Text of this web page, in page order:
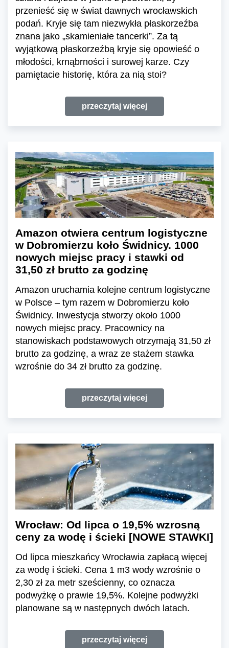
przenieść się w świat dawnych wrocławskich
podań. Kryje się tam niezwykła płaskorzeźba
znana jako „skamieniałe tancerki”. Za tą
wyjątkową płaskorzeźbą kryje się opowieść o
młodości, krnąbrności i surowej karze. Czy
pamiętacie historię, która za nią stoi?
przeczytaj więcej
Amazon otwiera centrum logistyczne
w Dobromierzu koło Świdnicy. 1000
nowych miejsc pracy i stawki od
31,50 zł brutto za godzinę
Amazon uruchamia kolejne centrum logistyczne
w Polsce – tym razem w Dobromierzu koło
Świdnicy. Inwestycja stworzy około 1000
nowych miejsc pracy. Pracownicy na
stanowiskach podstawowych otrzymają 31,50 zł
brutto za godzinę, a wraz ze stażem stawka
wzrośnie do 34 zł brutto za godzinę.
przeczytaj więcej
Wrocław: Od lipca o 19,5% wzrosną
ceny za wodę i ścieki [NOWE STAWKI]
Od lipca mieszkańcy Wrocławia zapłacą więcej
za wodę i ścieki. Cena 1 m3 wody wzrośnie o
2,30 zł za metr sześcienny, co oznacza
podwyżkę o prawie 19,5%. Kolejne podwyżki
planowane są w następnych dwóch latach.
przeczytaj więcej